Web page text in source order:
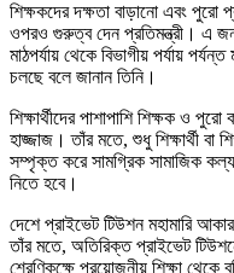
শিক্ষকদের দক্ষতা বাড়ানো এবং পুরো
ওপরও গুরুত্ব দেন প্রতিমন্ত্রী। এ
মাঠপর্যায় থেকে বিভাগীয় পর্যায়
চলছে বলে জানান তিনি।
শিক্ষার্থীদের পাশাপাশি শিক্ষক ও
হাজ্জাজ। তাঁর মতে, শুধু শিক্ষার্থী
সম্পৃক্ত করে সামগ্রিক সামাজিক
নিতে হবে।
দেশে প্রাইভেট টিউশন মহামারি
তাঁর মতে, অতিরিক্ত প্রাইভেট
শ্রেণিকক্ষে প্রয়োজনীয় শিক্ষা থেকে